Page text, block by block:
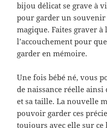
bijou délicat se grave à
pour garder un souvenir
magique. Faites graver
l’accouchement pour
garder en mémoire.
Une fois bébé né, vous
de naissance réelle
et sa taille. La nouvelle
pouvoir garder ces
toujours avec elle sur